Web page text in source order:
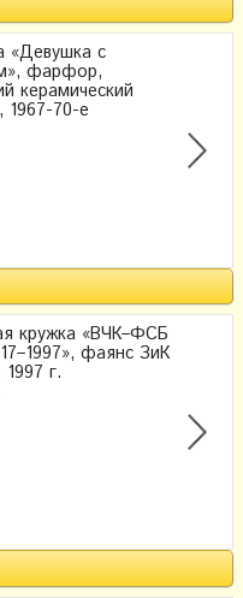
«Девушка с
фарфор,
керамический
1967-70-е
кружка «ВЧК–ФСБ
фаянс ЗиК
г.